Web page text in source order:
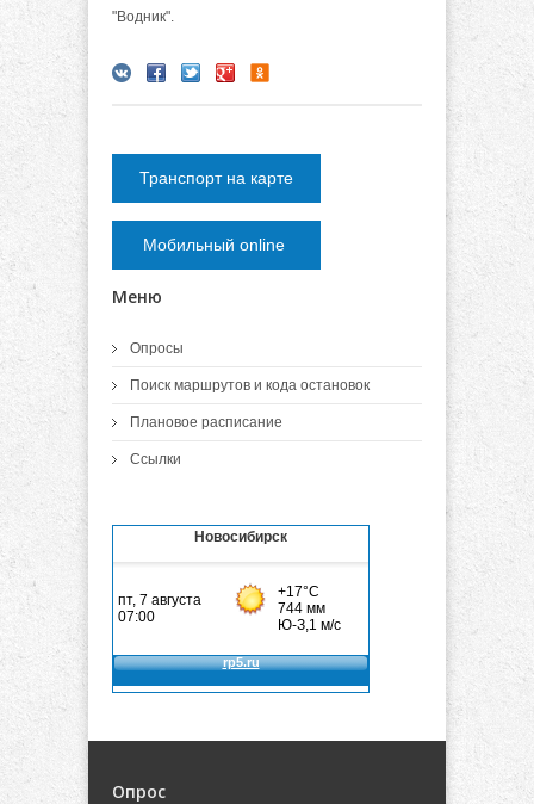
"Водник".
Транспорт на карте
Мобильный online
Меню
Опросы
Поиск маршрутов и кода остановок
Плановое расписание
Ссылки
Новосибирск
Опрос